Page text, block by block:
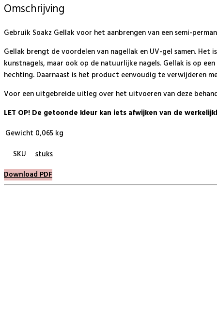
Omschrijving
Gebruik Soakz Gellak voor het aanbrengen van een semi-
Gellak brengt de voordelen van nagellak en UV-gel samen.
kunstnagels, maar ook op de natuurlijke nagels. Gellak is op
hechting. Daarnaast is het product eenvoudig te verwijderen
Voor een uitgebreide uitleg over het uitvoeren van deze
LET OP! De getoonde kleur kan iets afwijken van de
Gewicht 0,065 kg
SKU
stuks
Download PDF